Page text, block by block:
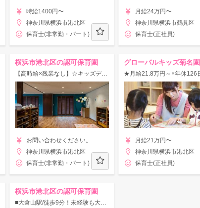
時給1400円〜
神奈川県横浜市港北区
保育士(非常勤・パート)
月給24万円〜
神奈川県横浜市鶴見区
保育士(正社員)
横浜市港北区の認可保育園
【高時給×残業なし】☆キッズデザイン賞を受賞したこだわりの園舎☆OKのパートのお仕事！
お問い合わせください。
神奈川県横浜市港北区
保育士(非常勤・パート)
グローバルキッズ菊名園
月給21万円〜
神奈川県横浜市港北区
保育士(正社員)
横浜市港北区の認可保育園
■大倉山駅/徒歩9分！未経験も大歓迎◎賞与3ヶ月支給☆住宅街の中にある静かな環境の認可園♪